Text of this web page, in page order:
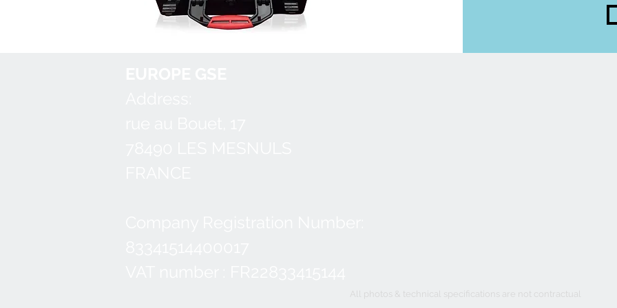
All photos & technical specifications are not contractual